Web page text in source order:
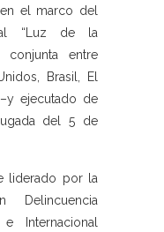
el marco del
“Luz de la
conjunta entre
Brasil, El
ejecutado de
del 5 de
liderado por la
Delincuencia
e Internacional